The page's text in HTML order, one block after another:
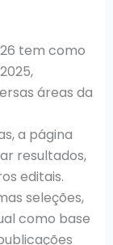
tem como
áreas da
a página
resultados,
editais.
seleções,
como base